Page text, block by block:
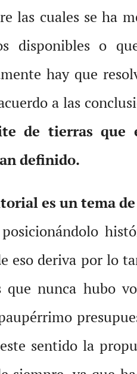
las cuales se ha
disponibles o
hay que
a las
de tierras que
definido.
es un tema
eso deriva por lo
nunca hubo
sentido la